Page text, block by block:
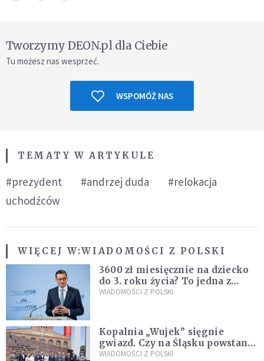
Tworzymy DEON.pl dla Ciebie
Tu możesz nas wesprzeć.
WSPOMÓŻ NAS
TEMATY W ARTYKULE
#prezydent #andrzej duda
#relokacja
uchodźców
WIĘCEJ W:WIADOMOŚCI Z POLSKI
3600 zł miesięcznie na dziecko
do 3. roku życia? To jedna z
propozycji programu "Rozwój
WIADOMOŚCI Z POLSKI
Kopalnia „Wujek” sięgnie
gwiazd. Czy na Śląsku powstanie
„Dolina Krzemowa”?
WIADOMOŚCI Z POLSKI